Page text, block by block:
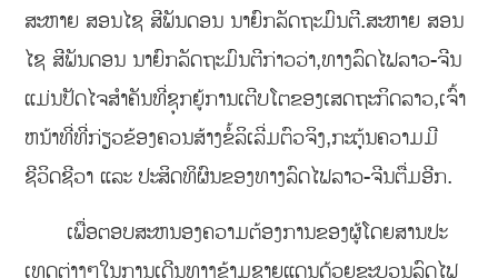
ສະຫາຍ ສອນໄຊ ສີພັນດອນ ນາຍົກລັດຖະມົນຕີ.ສະຫາຍ ສອນ
ໄຊ ສີພັນດອນ ນາຍົກລັດຖະມົນຕີກ່າວວ່າ,ທາງລົດໄຟລາວ-ຈີນ
ແມ່ນປັດໄຈສໍາຄັນທີ່ຊຸກຍູ້ການເຕີບໂຕຂອງເສດຖະກິດລາວ,ເຈົ້າ
ຫນ້າທີ່ທີ່ກ່ຽວຂ້ອງຄວນສ້າງຂໍ້ລິເລີ່ມຕົວຈິງ,ກະຕຸ້ນຄວາມມີ
ຊີວິດຊີວາ ແລະ ປະສິດທິຜົນຂອງທາງລົດໄຟລາວ-ຈີນຕື່ມອີກ.
ເພື່ອຕອບສະຫນອງຄວາມຕ້ອງການຂອງຜູ້ໂດຍສານປະ
ເທດຕ່າງໆໃນການເດີນທາງຂ້າມຊາຍແດນດ້ວຍຂະບວນລົດໄຟ